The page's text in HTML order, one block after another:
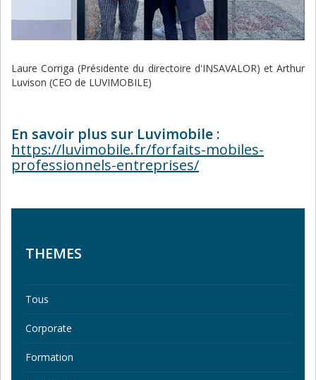
Laure Corriga (Présidente du directoire d'INSAVALOR) et Arthur
Luvison (CEO de LUVIMOBILE)
En savoir plus sur Luvimobile :
https://luvimobile.fr/forfaits-mobiles-
professionnels-entreprises/
THEMES
Tous
Corporate
Formation